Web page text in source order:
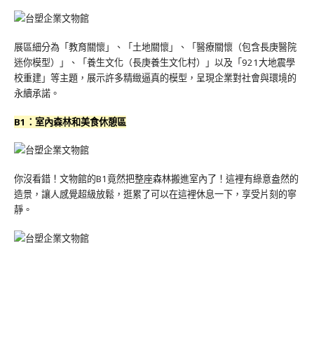
展區細分為「教育關懷」、「土地關懷」、「醫療關懷（包含長庚醫院
迷你模型）」、「養生文化（長庚養生文化村）」以及「921大地震學
校重建」等主題，展示許多精緻逼真的模型，呈現企業對社會與環境的
永續承諾。
B1：室內森林和美食休憩區
你沒看錯！文物館的B1竟然把整座森林搬進室內了！這裡有綠意盎然的
造景，讓人感覺超級放鬆，逛累了可以在這裡休息一下，享受片刻的寧
靜。